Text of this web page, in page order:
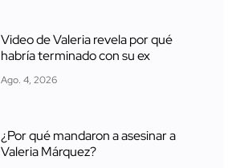
Video de Valeria revela por qué
habría terminado con su ex
Ago. 4, 2026
¿Por qué mandaron a asesinar a
Valeria Márquez?